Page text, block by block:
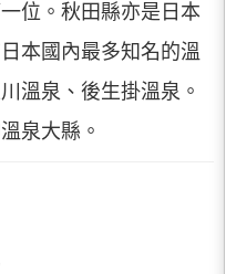
位。秋田縣亦是日本
本國內最多知名的溫
溫泉、後生掛溫泉。
泉大縣。